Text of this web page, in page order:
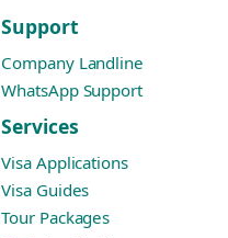
Support
Company Landline
WhatsApp Support
Services
Visa Applications
Visa Guides
Tour Packages